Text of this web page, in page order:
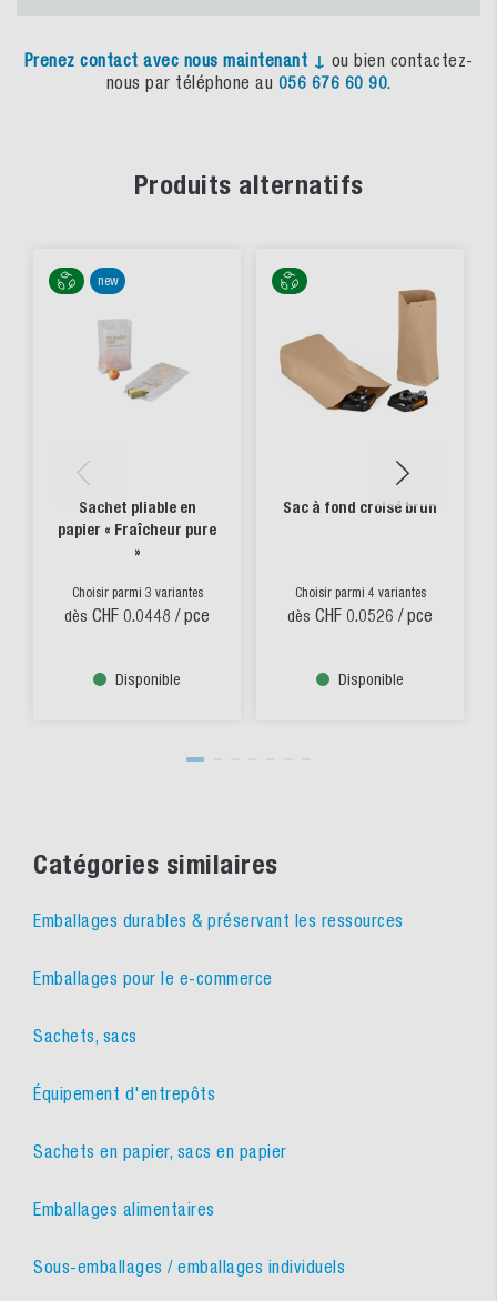
Prenez contact avec nous maintenant ↓ ou bien contactez-
nous par téléphone au 056 676 60 90.
Produits alternatifs
new
Sachet pliable en
papier « Fraîcheur pure
»
Choisir parmi 3 variantes
dès CHF 0.0448 / pce
Disponible
Sac à fond croisé brun
Choisir parmi 4 variantes
dès CHF 0.0526 / pce
Disponible
Catégories similaires
Emballages durables & préservant les ressources
Emballages pour le e-commerce
Sachets, sacs
Équipement d'entrepôts
Sachets en papier, sacs en papier
Emballages alimentaires
Sous-emballages / emballages individuels